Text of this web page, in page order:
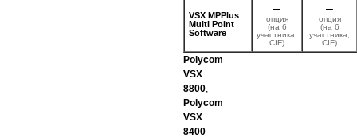
VSX MPPlus
Multi Point
Software
–
опция
(на 6
участника,
CIF)
–
опция
(на 6
участника,
CIF)
Polycom
VSX
8800,
Polycom
VSX
8400